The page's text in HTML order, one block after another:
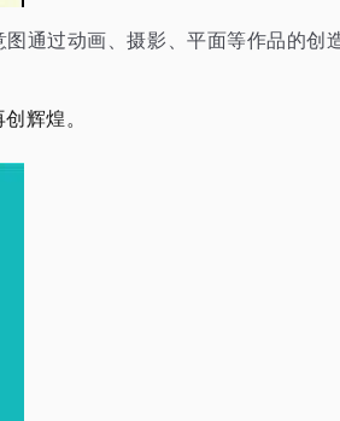
通过动画、摄影、平面等作品的创
辉煌。